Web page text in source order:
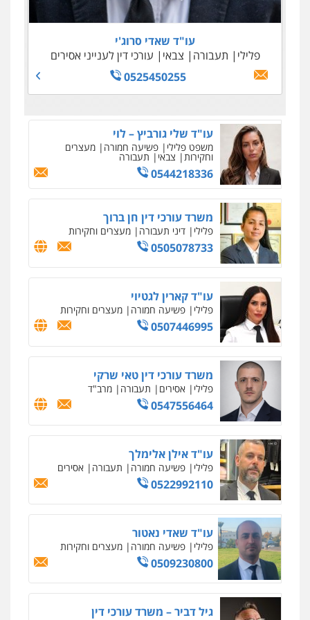
0509100397
עו"ד שאדי סרוג'י
פלילי
תעבורה צבאי
עורכי דין לענייני אסירים
0525450255
0545243703
עו"ד נדב גרינולד
פלילי תעבורה עורכי דין לענייני אסירים צבאי
0508848606
0509230800
גיל דביר – משרד עורכי דין
פשיעה כלכלית צווארון לבן
סלימאן אבו שעירה – משרד עורכי דין
פלילי בטחוני צבאי נזיקין
0547780927
עו"ד אסף גונן
פלילי פשע חמור תעבורה צבא מעצרים
וחקירות
0542255161
גל דהן – משרד עורך דין פלילי
פלילי פשיעה חמורה סמים מעצרים
וחקירות
0544723840
עו"ד ראוף נג'אר
פלילי עורכי דין לענייני אסירים מעצרים
סמים רכוש
0548009246
דוד אפרים משרד עורכי דין
פלילי צווארון לבן מס הכנסה מע"מ
0506209859
עדי כרמלי – חברת עו"ד
פלילי כלכלי עורכי דין לענייני אסירים
0525060666
גיא זהבי משרד עורכי דין